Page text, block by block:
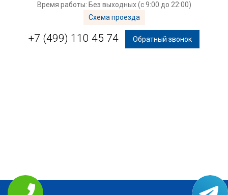
Время работы: Без выходных (с 9:00 до 22:00)
Схема проезда
+7 (499) 110 45 74 Обратный звонок